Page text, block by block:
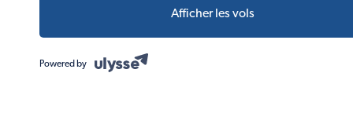
Afficher les vols
Powered by